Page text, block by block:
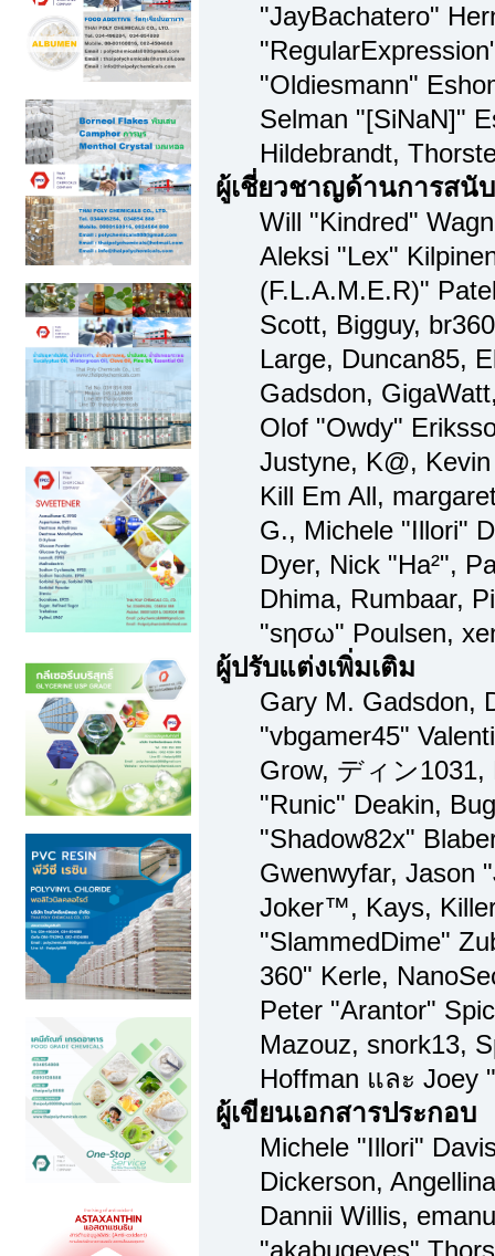
"JayBachatero"
"Oldiesmann"
Selman "[SiNaN]"
Hildebrandt,
ผู้เชี่ยวชาญด้านการสนั
Will "Kindred"
Aleksi "Lex"
(F.L.A.M.E.R)"
Scott, Bigguy,
Large, Duncan85,
Gadsdon,
Olof "Owdy"
Justyne, K@,
Kill Em All,
G., Michele "Illori"
Dyer, Nick "Ha²",
Dhima, Rumbaar,
"sησω" Poulsen,
ผู้ปรับแต่งเพิ่มเติม
Gary M. Gadsdon,
"vbgamer45"
Grow, ディン1031,
"Runic" Deakin,
"Shadow82x"
Gwenwyfar, Jason
Joker™, Kays,
"SlammedDime"
360" Kerle,
Peter "Arantor"
Mazouz, snork13,
Hoffman และ Joey
ผู้เขียนเอกสารประกอบ
Michele "Illori"
Dickerson,
Dannii Willis,